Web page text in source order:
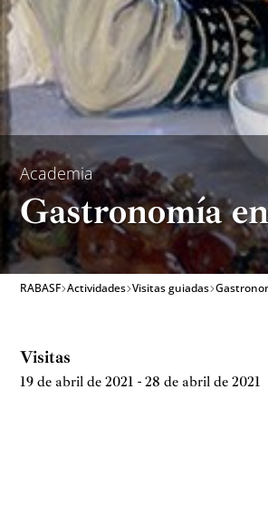
Academia
Gastronomía
RABASF Actividades Visitas guiadas
Visitas
19 de abril de 2021 - 28 de abril de 2021